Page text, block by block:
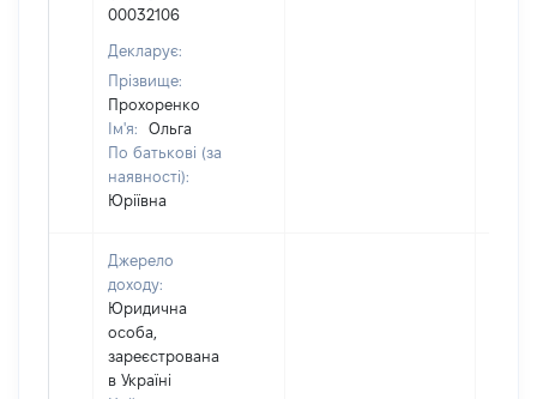
00032106
Декларує:
Прізвище:
Прохоренко
Ім'я:
Ольга
По батькові (за
наявності):
Юріївна
Джерело
доходу:
Юридична
особа,
зареєстрована
в Україні